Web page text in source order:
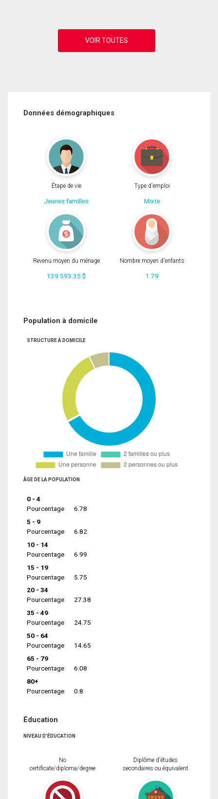
Données démographiques
Étape de vie
Jeunes familles
Type d'emploi
Mixte
Revenu moyen du ménage
139 593.35 $
Nombre moyen d'enfants
1.79
Population à domicile
STRUCTURE À DOMICILE
ÂGE DE LA POPULATION
0 - 4
Pourcentage
6.78
5 - 9
Pourcentage
6.82
10 - 14
Pourcentage
6.99
15 - 19
Pourcentage
5.75
20 - 34
Pourcentage
27.38
35 - 49
Pourcentage
24.75
50 - 64
Pourcentage
14.65
65 - 79
Pourcentage
6.08
80+
Pourcentage
0.8
Éducation
NIVEAU D'ÉDUCATION
No
certificate/diploma/degree
Diplôme d'études
secondaires ou équivalent